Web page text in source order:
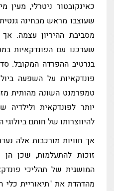
כאינקובטור ניטרלי, מעין
שעוצבו מראש מבחינה
מסביבת ההיריון עצמה. אך
שערכנו עם הפונדקאיות
בנרטיב ההפרדה המקובל.
פונדקאיות על השפעה
טמפרמנט השונה מהותית
יותר לפונדקאית
להיווצרותו של חותם ביולוגי
אך חוויות מורכבות אלה
זוכות להתעלמות, שכן
המושגית של תהליכי
מהדהדת את "תיאוריית כלי